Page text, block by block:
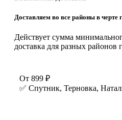
Доставляем во все районы в черте
Действует сумма
доставка для разных районов
От 899 ₽
✅ Спутник, Терновка,